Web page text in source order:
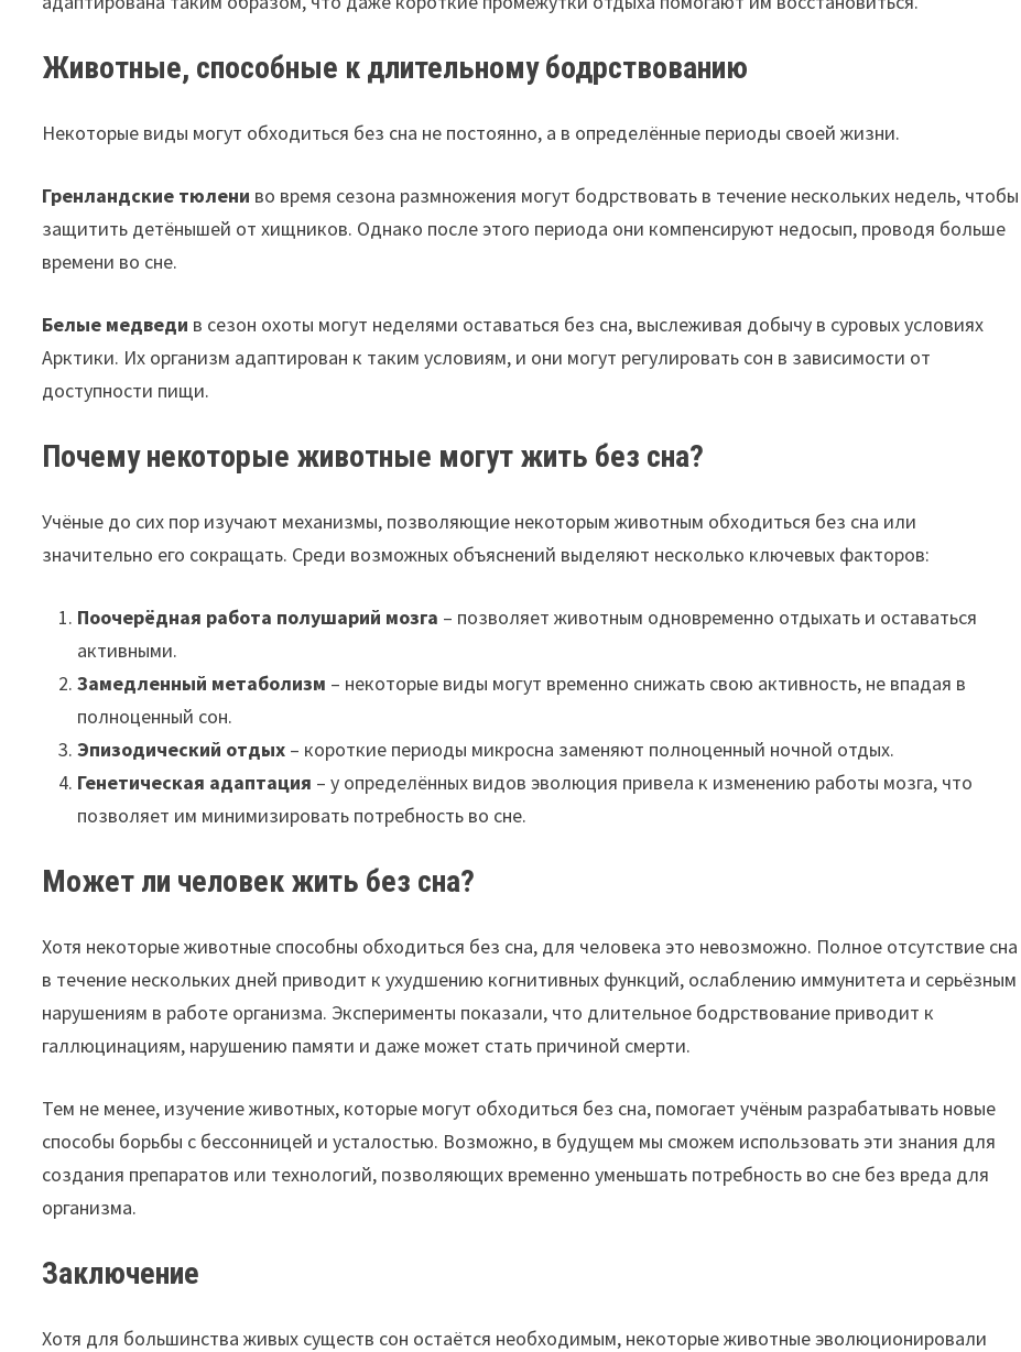
Животные, способные к длительному бодрствованию
Некоторые виды могут обходиться без сна не постоянно, а в определённые периоды своей жизни.
Гренландские тюлени во время сезона размножения могут бодрствовать в течение нескольких недель, чтобы
защитить детёнышей от хищников. Однако после этого периода они компенсируют недосып, проводя больше
времени во сне.
Белые медведи в сезон охоты могут неделями оставаться без сна, выслеживая добычу в суровых условиях
Арктики. Их организм адаптирован к таким условиям, и они могут регулировать сон в зависимости от
доступности пищи.
Почему некоторые животные могут жить без сна?
Учёные до сих пор изучают механизмы, позволяющие некоторым животным обходиться без сна или
значительно его сокращать. Среди возможных объяснений выделяют несколько ключевых факторов:
Поочерёдная работа полушарий мозга – позволяет животным одновременно отдыхать и оставаться
активными.
Замедленный метаболизм – некоторые виды могут временно снижать свою активность, не впадая в
полноценный сон.
Эпизодический отдых – короткие периоды микросна заменяют полноценный ночной отдых.
Генетическая адаптация – у определённых видов эволюция привела к изменению работы мозга, что
позволяет им минимизировать потребность во сне.
Может ли человек жить без сна?
Хотя некоторые животные способны обходиться без сна, для человека это невозможно. Полное отсутствие сна
в течение нескольких дней приводит к ухудшению когнитивных функций, ослаблению иммунитета и серьёзным
нарушениям в работе организма. Эксперименты показали, что длительное бодрствование приводит к
галлюцинациям, нарушению памяти и даже может стать причиной смерти.
Тем не менее, изучение животных, которые могут обходиться без сна, помогает учёным разрабатывать новые
способы борьбы с бессонницей и усталостью. Возможно, в будущем мы сможем использовать эти знания для
создания препаратов или технологий, позволяющих временно уменьшать потребность во сне без вреда для
организма.
Заключение
Хотя для большинства живых существ сон остаётся необходимым, некоторые животные эволюционировали